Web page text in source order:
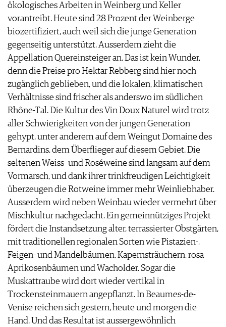
ökologisches Arbeiten in Weinberg und Keller
vorantreibt. Heute sind 28 Prozent der Weinberge
biozertifiziert, auch weil sich die junge Generation
gegenseitig unterstützt. Ausserdem zieht die
Appellation Quereinsteiger an. Das ist kein Wunder,
denn die Preise pro Hektar Rebberg sind hier noch
zugänglich geblieben, und die lokalen, klimatischen
Verhältnisse sind frischer als anderswo im südlichen
Rhône-Tal. Die Kultur des Vin Doux Naturel wird trotz
aller Schwierigkeiten von der jungen Generation
gehypt, unter anderem auf dem Weingut Domaine des
Bernardins, dem Überflieger auf diesem Gebiet. Die
seltenen Weiss- und Roséweine sind langsam auf dem
Vormarsch, und dank ihrer trinkfreudigen Leichtigkeit
überzeugen die Rotweine immer mehr Weinliebhaber.
Ausserdem wird neben Weinbau wieder vermehrt über
Mischkultur nachgedacht. Ein gemeinnütziges Projekt
fördert die Instandsetzung alter, terrassierter Obstgärten,
mit traditionellen regionalen Sorten wie Pistazien-,
Feigen- und Mandelbäumen, Kapern­sträuchern, rosa
Aprikosenbäumen und Wacholder. Sogar die
Muskattraube wird dort wieder vertikal in
Trockensteinmauern angepflanzt. In Beaumes-de-
Venise reichen sich gestern, heute und morgen die
Hand. Und das Resultat ist aussergewöhnlich